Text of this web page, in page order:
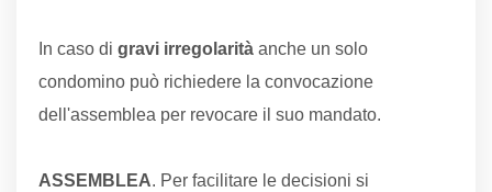
In caso di gravi irregolarità anche un solo
condomino può richiedere la convocazione
dell'assemblea per revocare il suo mandato.
ASSEMBLEA. Per facilitare le decisioni si